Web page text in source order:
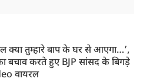
स्थगित, नहीं चल सका प्रश्नकाल
करीब पहुंचे छात्र, वाटर कैनन
क्या तुम्हारे बाप के घर से आएगा…’,
बचाव करते हुए BJP सांसद के बिगड़े
वायरल